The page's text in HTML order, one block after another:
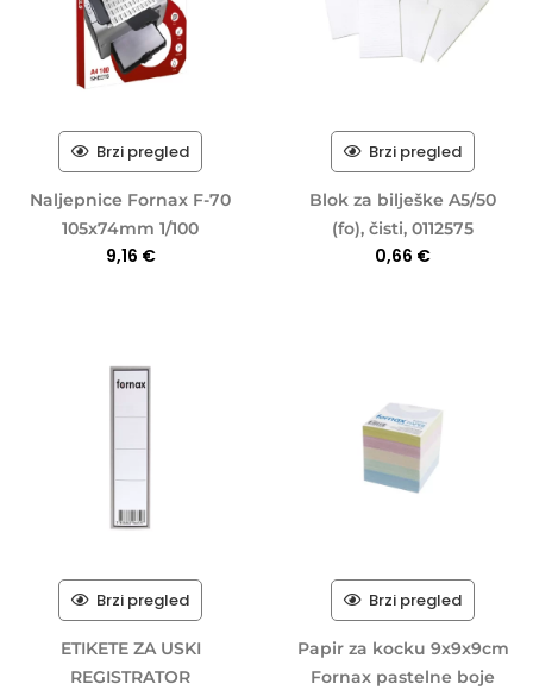
Brzi pregled
Naljepnice Fornax F-70
105x74mm 1/100
9,16 €
Brzi pregled
Blok za bilješke A5/50
(fo), čisti, 0112575
0,66 €
Brzi pregled
ETIKETE ZA USKI
REGISTRATOR
Brzi pregled
Papir za kocku 9x9x9cm
Fornax pastelne boje